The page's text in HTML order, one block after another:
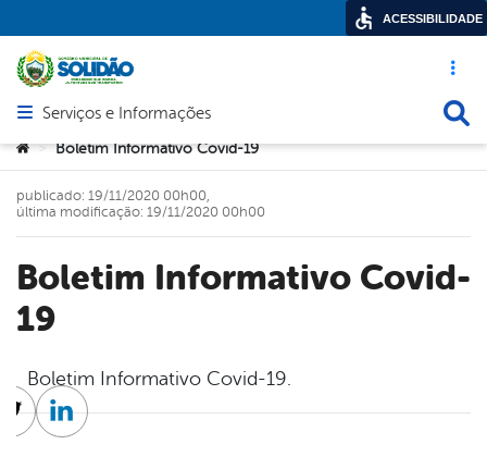
Acesso
Abrir menu principal de navegação
Serviços e Informações
Você está aqui:
> Boletim Informativo Covid-19
Boletim Informativo Covid-
19
publicado: 19/11/2020 00h00,
última modificação: 19/11/2020 00h00
Boletim Informativo Covid-19.
TwitterLinkedin
ACESSIBILIDADE